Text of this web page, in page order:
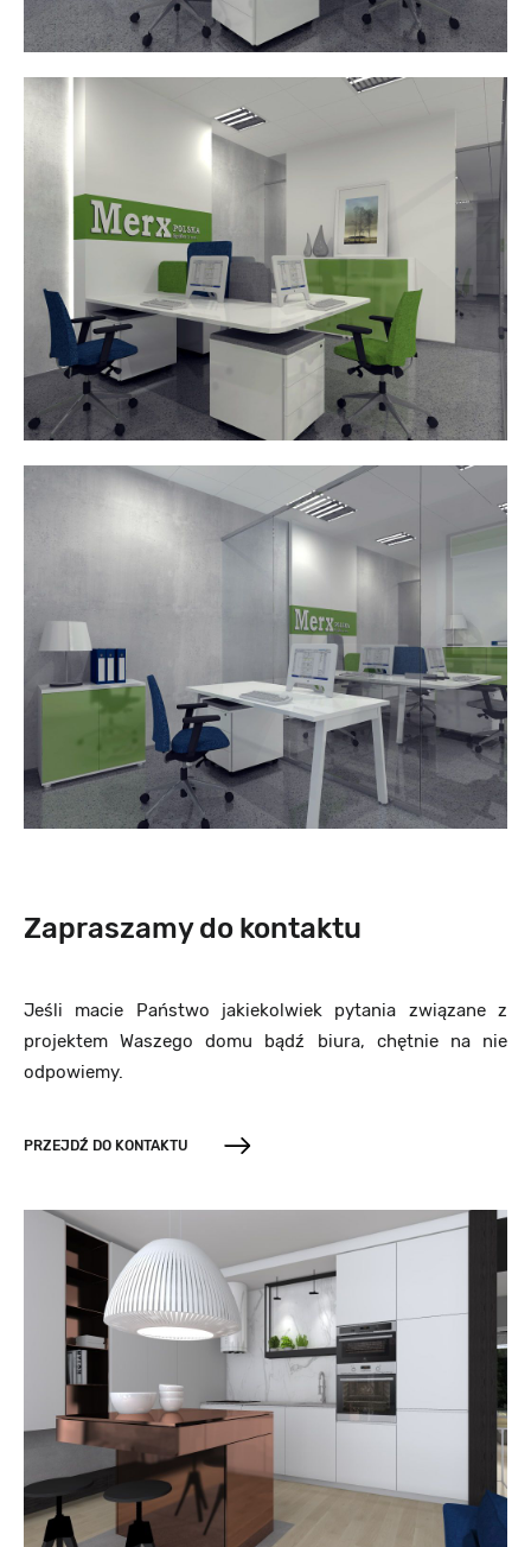
Zapraszamy do kontaktu
Jeśli macie Państwo jakiekolwiek pytania związane z
projektem Waszego domu bądź biura, chętnie na nie
odpowiemy.
PRZEJDŹ DO KONTAKTU